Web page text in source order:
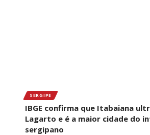
SERGIPE
IBGE confirma que Itabaiana
Lagarto e é a maior cidade do
sergipano